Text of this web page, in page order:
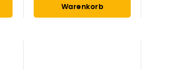
Warenkorb